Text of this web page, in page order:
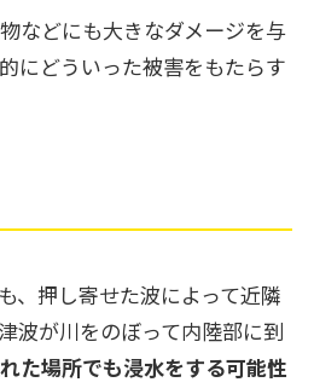
などにも大きなダメージを与
にどういった被害をもたらす
、押し寄せた波によって近隣
波が川をのぼって内陸部に到
た場所でも浸水をする可能性